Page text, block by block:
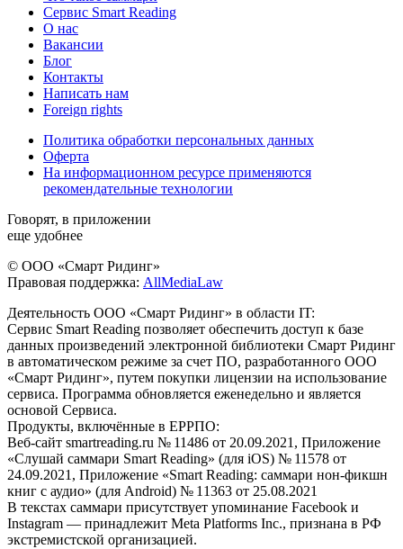
Сервис Smart Reading
О нас
Вакансии
Блог
Контакты
Написать нам
Foreign rights
Политика обработки персональных данных
Оферта
На информационном ресурсе применяются
рекомендательные технологии
Говорят, в приложении
еще удобнее
© ООО «Смарт Ридинг»
Правовая поддержка: AllMediaLaw
Деятельность ООО «Смарт Ридинг» в области IT:
Сервис Smart Reading позволяет обеспечить доступ к базе
данных произведений электронной библиотеки Смарт Ридинг
в автоматическом режиме за счет ПО, разработанного ООО
«Смарт Ридинг», путем покупки лицензии на использование
сервиса. Программа обновляется еженедельно и является
основой Сервиса.
Продукты, включённые в ЕРРПО:
Веб-сайт smartreading.ru № 11486 от 20.09.2021, Приложение
«Слушай саммари Smart Reading» (для iOS) № 11578 от
24.09.2021, Приложение «Smart Reading: саммари нон-фикшн
книг с аудио» (для Android) № 11363 от 25.08.2021
В текстах саммари присутствует упоминание Facebook и
Instagram — принадлежит Meta Platforms Inc., признана в РФ
экстремистской организацией.